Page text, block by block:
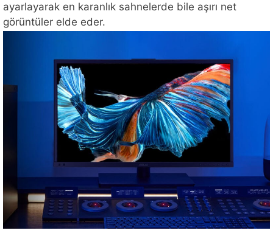
ayarlayarak en karanlık sahnelerde bile aşırı net
görüntüler elde eder.